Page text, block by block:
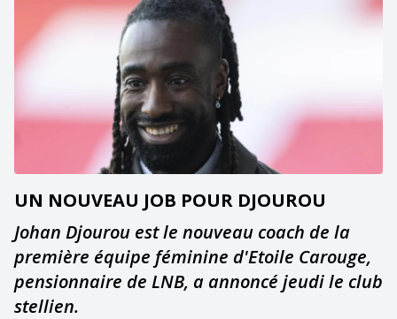
UN NOUVEAU JOB POUR DJOUROU
Johan Djourou est le nouveau coach de la
première équipe féminine d'Etoile Carouge,
pensionnaire de LNB, a annoncé jeudi le club
stellien.